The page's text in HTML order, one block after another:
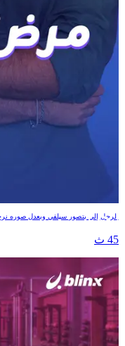
الرجل إلي بتصور سيلفي وبعدل صوره
45 ث